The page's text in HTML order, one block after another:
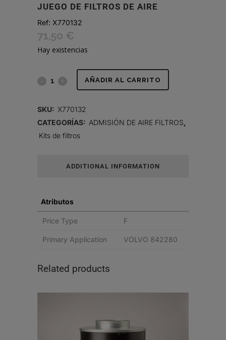
JUEGO DE FILTROS DE AIRE
Ref: X770132
71,50 €
Hay existencias
JUEGO
DE
AÑADIR AL CARRITO
SKU: X770132
CATEGORÍAS: ADMISIÓN DE AIRE FILTROS
Kits de filtros
ADDITIONAL INFORMATION
Atributos
Price Type F
Primary Application VOLVO 842280
Related products